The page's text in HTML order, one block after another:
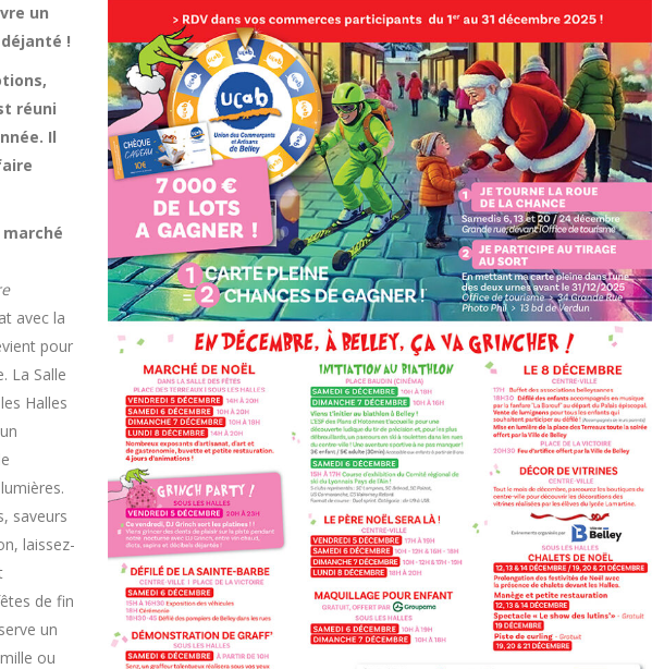
un
!
réuni
Il
marché
avec la
pour
La Salle
Halles
saveurs
laissez-
de fin
un
ou